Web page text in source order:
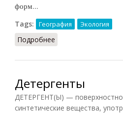
форм...
Tags: География Экология
Подробнее
Детергенты
ДЕТЕРГЕНТ(Ы) —
синтетические вещества,